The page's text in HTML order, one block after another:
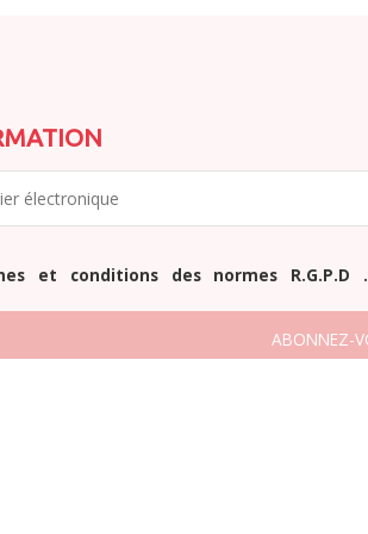
et conditions des normes R.G.P.D .